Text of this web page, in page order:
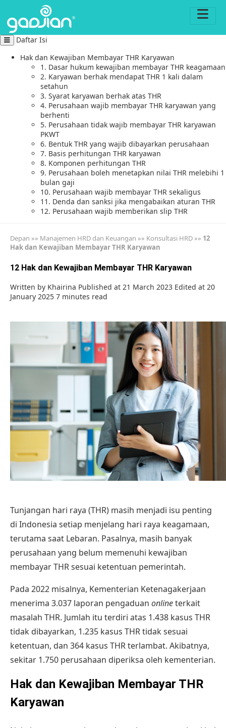
Daftar Isi
Hak dan Kewajiban Membayar THR Karyawan
1. Dasar hukum kewajiban membayar THR keagamaan
2. Karyawan berhak mendapat THR 1 kali dalam
setahun
3. Syarat karyawan berhak atas THR
4. Perusahaan wajib membayar THR karyawan yang
berhenti
5. Perusahaan tidak wajib membayar THR karyawan
PKWT
6. Bentuk THR yang wajib dibayarkan perusahaan
7. Basis perhitungan THR karyawan
8. Komponen perhitungan THR
9. Perusahaan boleh menetapkan nilai THR melebihi 1
bulan gaji
10. Perusahaan wajib membayar THR sekaligus
11. Denda dan sanksi jika mengabaikan aturan THR
12. Perusahaan wajib memberikan slip THR
Depan »» Manajemen HRD dan Keuangan »» Konsultasi HRD »» 12
Hak dan Kewajiban Membayar THR Karyawan
12 Hak dan Kewajiban Membayar THR Karyawan
Written by Khairina Published at 21 March 2023 Edited at 20
January 2025 7 minutes read
Tunjangan hari raya (THR) masih menjadi isu penting
di Indonesia setiap menjelang hari raya keagamaan,
terutama saat Lebaran. Pasalnya, masih banyak
perusahaan yang belum memenuhi kewajiban
membayar THR sesuai ketentuan pemerintah.
Pada 2022 misalnya, Kementerian Ketenagakerjaan
menerima 3.037 laporan pengaduan onlineterkait
masalah THR. Jumlah itu terdiri atas 1.438 kasus THR
tidak dibayarkan, 1.235 kasus THR tidak sesuai
ketentuan, dan 364 kasus THR terlambat. Akibatnya,
sekitar 1.750 perusahaan diperiksa oleh kementerian.
Hak dan Kewajiban Membayar THR
Karyawan